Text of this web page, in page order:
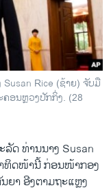
Rice (ຊ້າຍ) ຈັບມື
ຄອນຫຼວງປັກກິ່ງ. (28
ດ ທ່ານ​ນາງ Susan
າທິດ​ໜ້ານີ້ ກ່ອນ​ໜ້າ​ກອງ​
ຍາ​ ອີງ​ຕາມ​ຖະ​ແຫຼງ